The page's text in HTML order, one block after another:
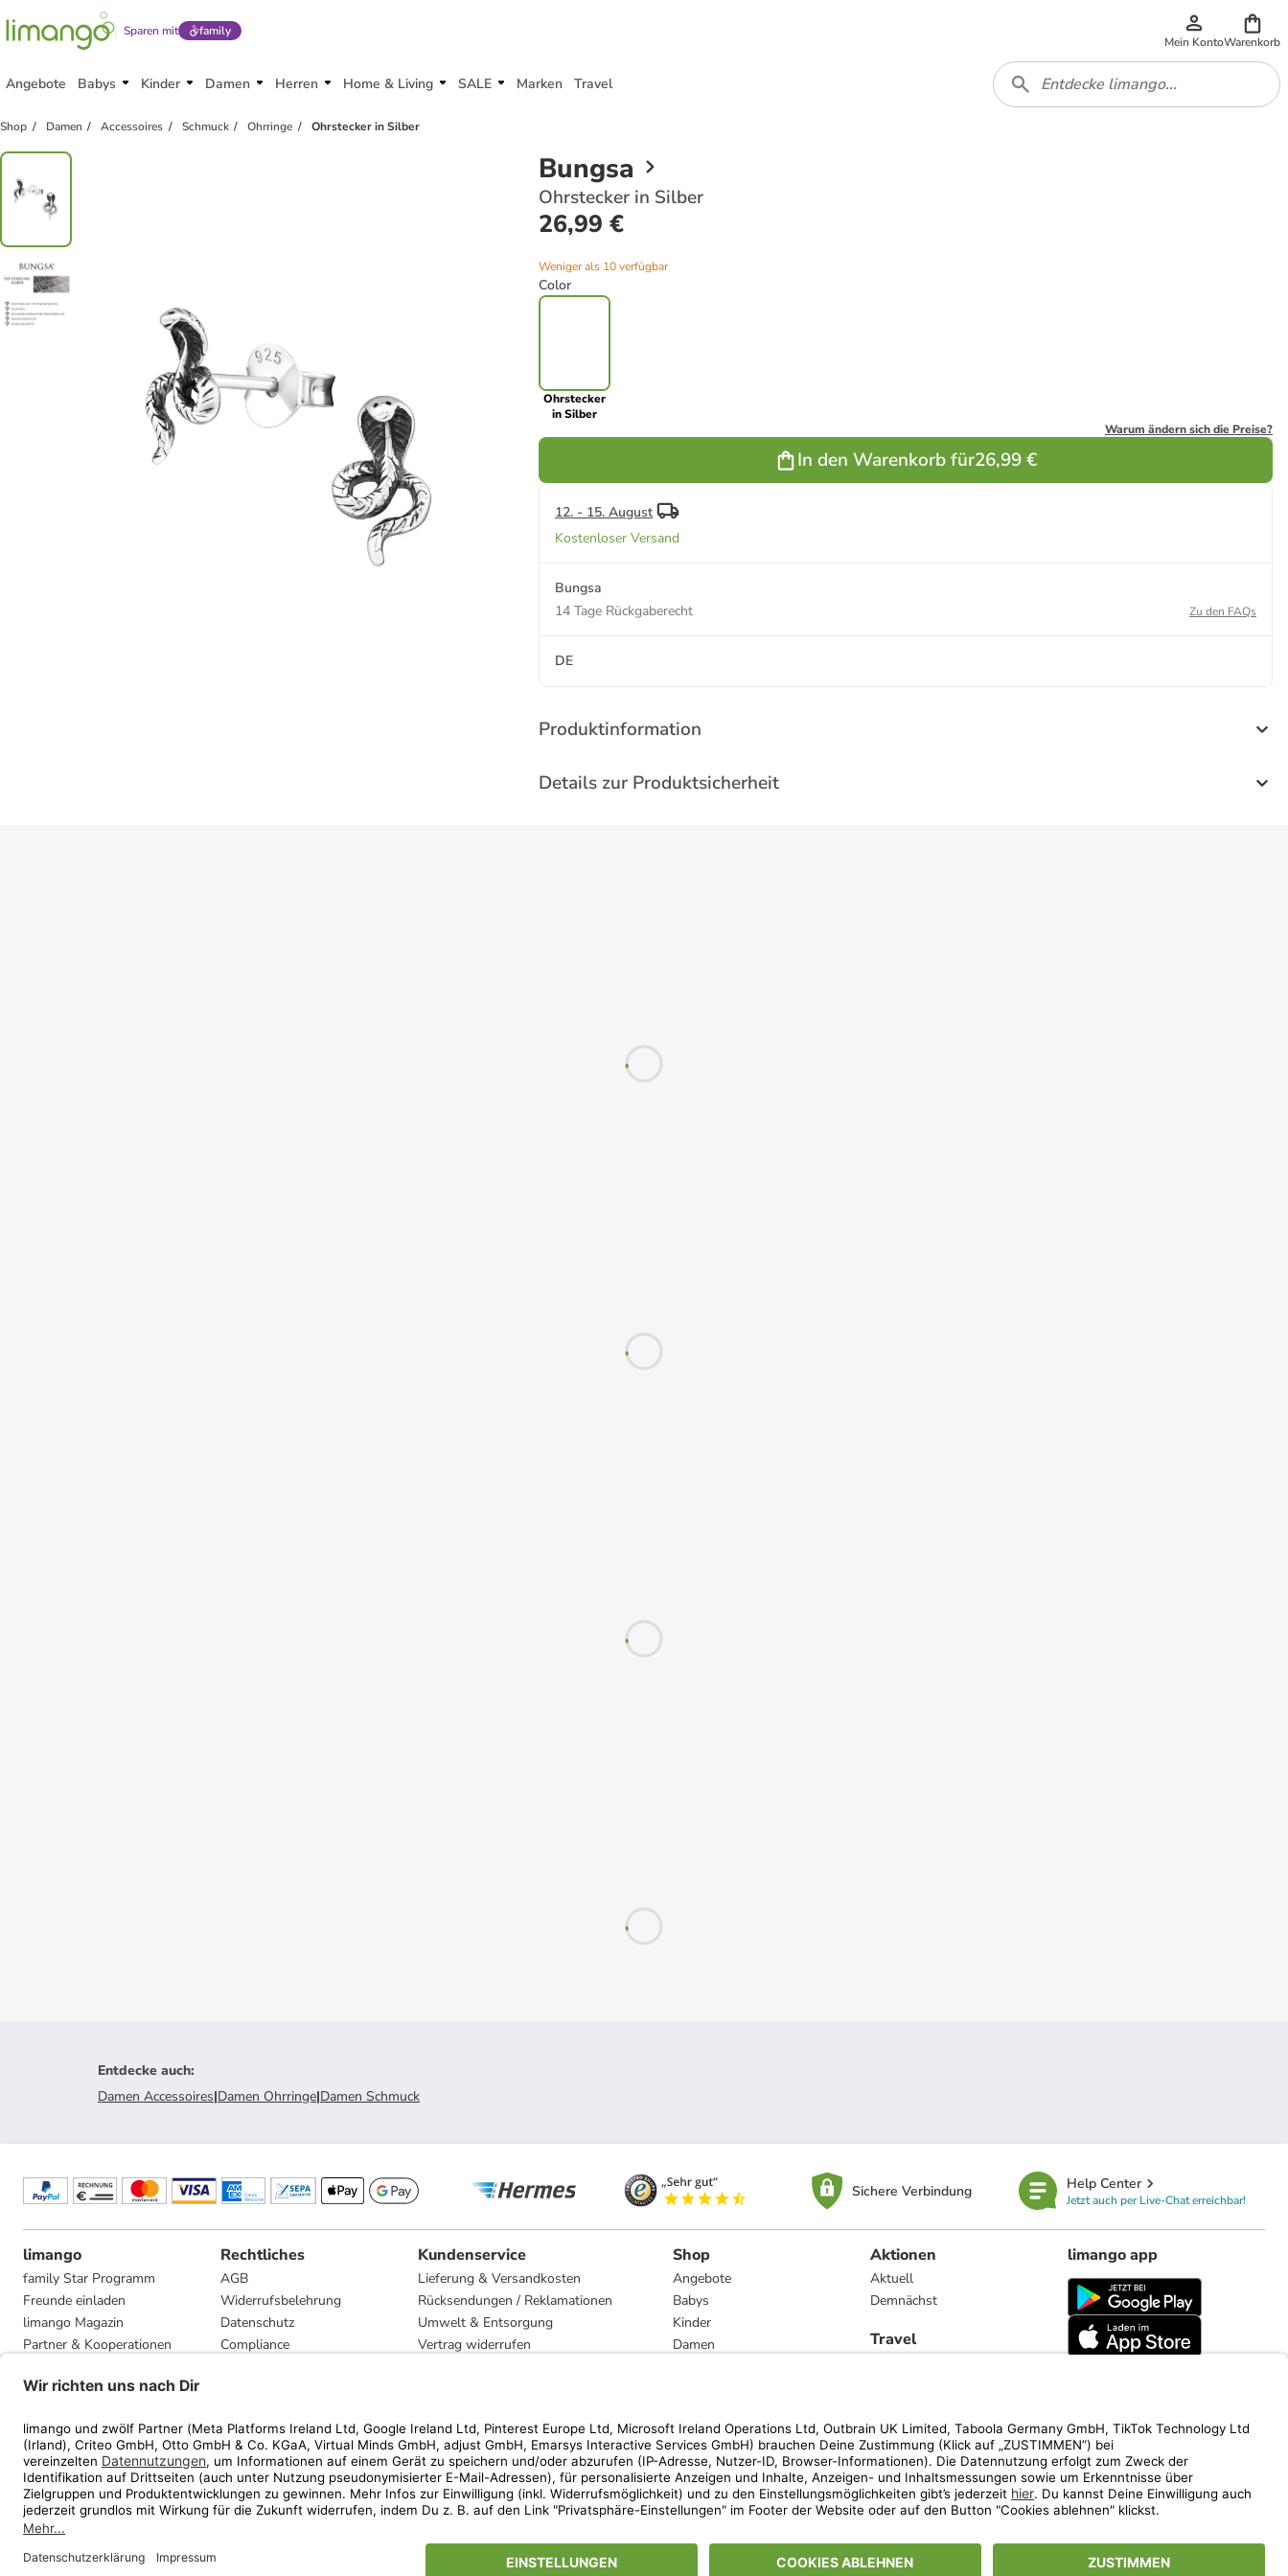
Sparen mit family
Mein KontoWarenkorb
Angebote Babys Kinder Damen Herren Home & Living SALE Marken Travel
Shop Damen Accessoires Schmuck Ohrringe Ohrstecker in Silber
Bungsa
Ohrstecker in Silber
26,99 €
Weniger als 10 verfügbar
Color
Ohrstecker
in Silber
Warum ändern sich die Preise?
In den Warenkorb für26,99 €
12. - 15. August
Kostenloser Versand
Bungsa
14 Tage Rückgaberecht
Zu den FAQs
DE
Produktinformation
Details zur Produktsicherheit
Entdecke auch:
Damen Accessoires|Damen Ohrringe|Damen Schmuck
Sichere Verbindung Help Center
Jetzt auch per Live-Chat erreichbar!
limango
family Star Programm
Freunde einladen
limango Magazin
Partner & Kooperationen
Presse
Rechtliches
AGB
Widerrufsbelehrung
Datenschutz
Compliance
Kundenservice
Lieferung & Versandkosten
Rücksendungen / Reklamationen
Umwelt & Entsorgung
Vertrag widerrufen
Shop
Angebote
Babys
Kinder
Damen
Marken
Aktionen
Aktuell
Demnächst
Travel
limango app
limango.nl limango.pl
* Streichpreise entsprechen der unverbindlichen Preisempfehlung des Herstellers. Prozentangaben beziehen sich auf den Streichpreis.
ᵃ Die jeweils aktuellen Teilnahmebedingungen unserer Freunde-werben-Freunde-Aktionen findest Du unterwww.limango.de/einladen